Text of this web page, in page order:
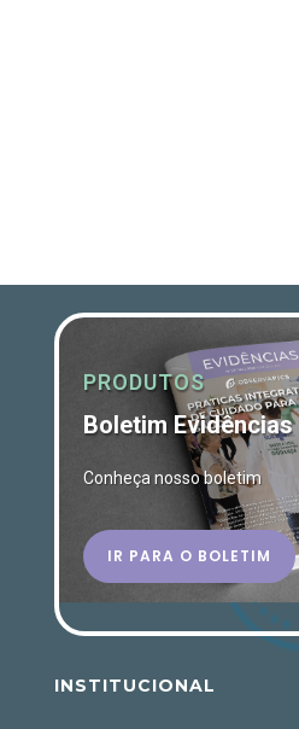
PRODUTOS
Boletim Evidências
Conheça nosso boletim
IR PARA O BOLETIM
INSTITUCIONAL